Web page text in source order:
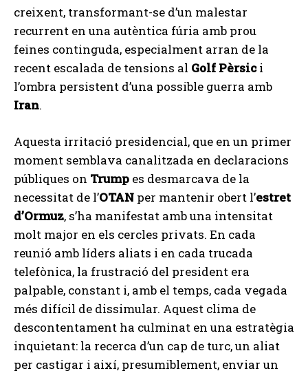
creixent, transformant-se d’un malestar
recurrent en una autèntica fúria amb prou
feines continguda, especialment arran de la
recent escalada de tensions al Golf Pèrsici
l’ombra persistent d’una possible guerra amb
Iran.
Aquesta irritació presidencial, que en un primer
moment semblava canalitzada en declaracions
públiques on Trump es desmarcava de la
necessitat de l’OTAN per mantenir obert l’estret
d’Ormuz, s’ha manifestat amb una intensitat
molt major en els cercles privats. En cada
reunió amb líders aliats i en cada trucada
telefònica, la frustració del president era
palpable, constant i, amb el temps, cada vegada
més difícil de dissimular. Aquest clima de
descontentament ha culminat en una estratègia
inquietant: la recerca d’un cap de turc, un aliat
per castigar i així, presumiblement, enviar un